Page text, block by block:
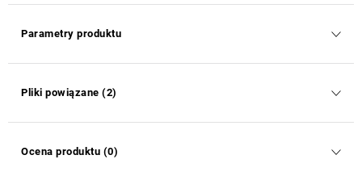
Parametry produktu
Pliki powiązane (2)
Ocena produktu (0)